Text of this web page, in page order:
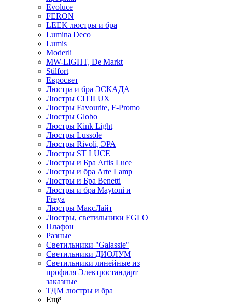
Evoluce
FERON
LEEK люстры и бра
Lumina Deco
Lumis
Moderli
MW-LIGHT, De Markt
Stilfort
Евросвет
Люстра и бра ЭСКАДА
Люстры CITILUX
Люстры Favourite, F-Promo
Люстры Globo
Люстры Kink Light
Люстры Lussole
Люстры Rivoli, ЭРА
Люстры ST LUCE
Люстры и Бра Artis Luce
Люстры и бра Arte Lamp
Люстры и Бра Benetti
Люстры и бра Maytoni и
Freya
Люстры МаксЛайт
Люстры, светильники EGLO
Плафон
Разные
Светильники "Galassie"
Светильники ДИОЛУМ
Светильники линейные из
профиля Электростандарт
заказные
ТДМ люстры и бра
Ещё